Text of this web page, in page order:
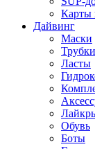
Карты
Дайвинг
Маски
Трубки
Ласты
Обувь
Боты